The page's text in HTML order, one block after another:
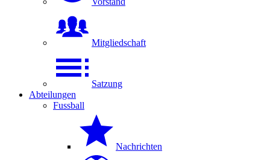
Mitgliedschaft
Satzung
Abteilungen
Fussball
Nachrichten